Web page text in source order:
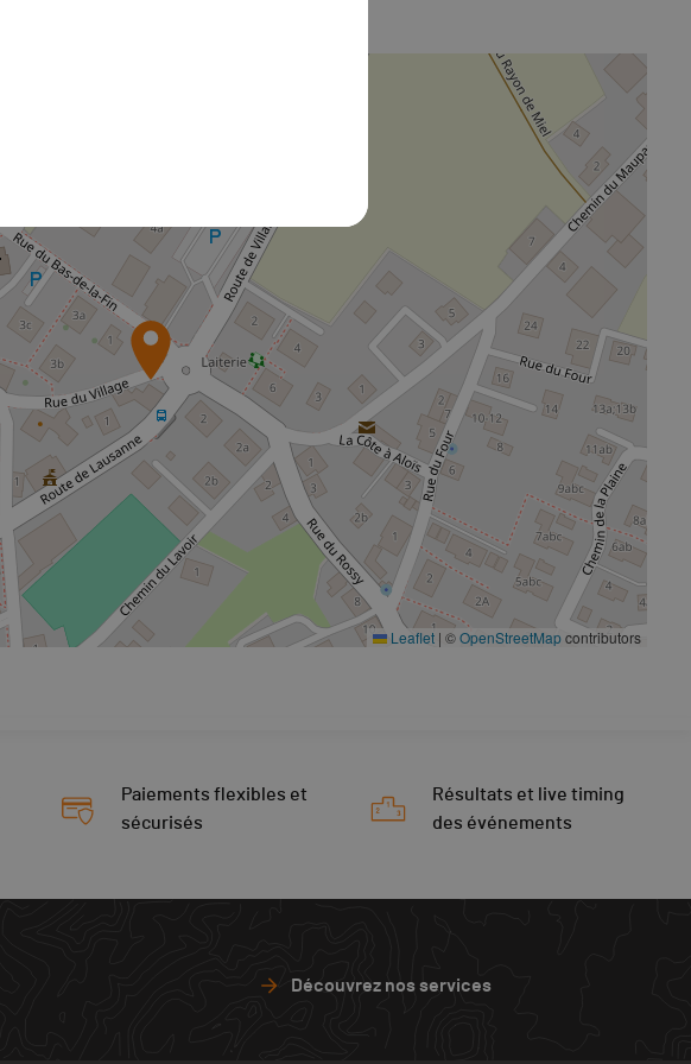
Leaflet | ©OpenStreetMapcontributors
Paiements flexibles et
sécurisés
Résultats et live timing
des événements
Découvrez nos services